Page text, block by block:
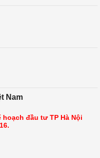
Nam
hoạch đầu tư TP Hà Nội